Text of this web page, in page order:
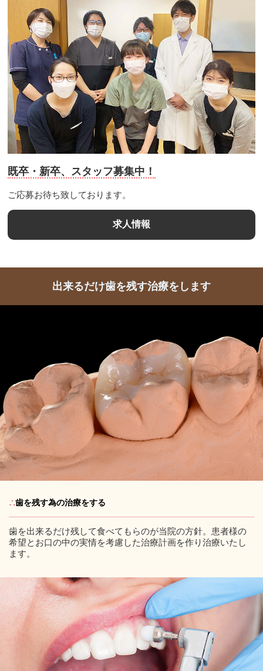
既卒・新卒、スタッフ募集中！
ご応募お待ち致しております。
求人情報
出来るだけ歯を残す治療をします
∴歯を残す為の治療をする
歯を出来るだけ残して食べてもらのが当院の方針。患者様の
希望とお口の中の実情を考慮した治療計画を作り治療いたし
ます。